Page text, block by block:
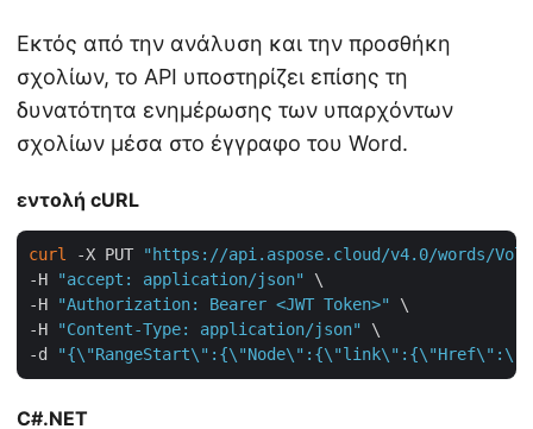
Εκτός από την ανάλυση και την προσθήκη
σχολίων, το API υποστηρίζει επίσης τη
δυνατότητα ενημέρωσης των υπαρχόντων
σχολίων μέσα στο έγγραφο του Word.
εντολή cURL
curl -X PUT
"https://api.aspose.cloud/v4.0/words/
-H
"accept: application/json"
\
-H
"Authorization: Bearer <JWT Token>"
\
-H
"Content-Type: application/json"
\
-d
C#.NET